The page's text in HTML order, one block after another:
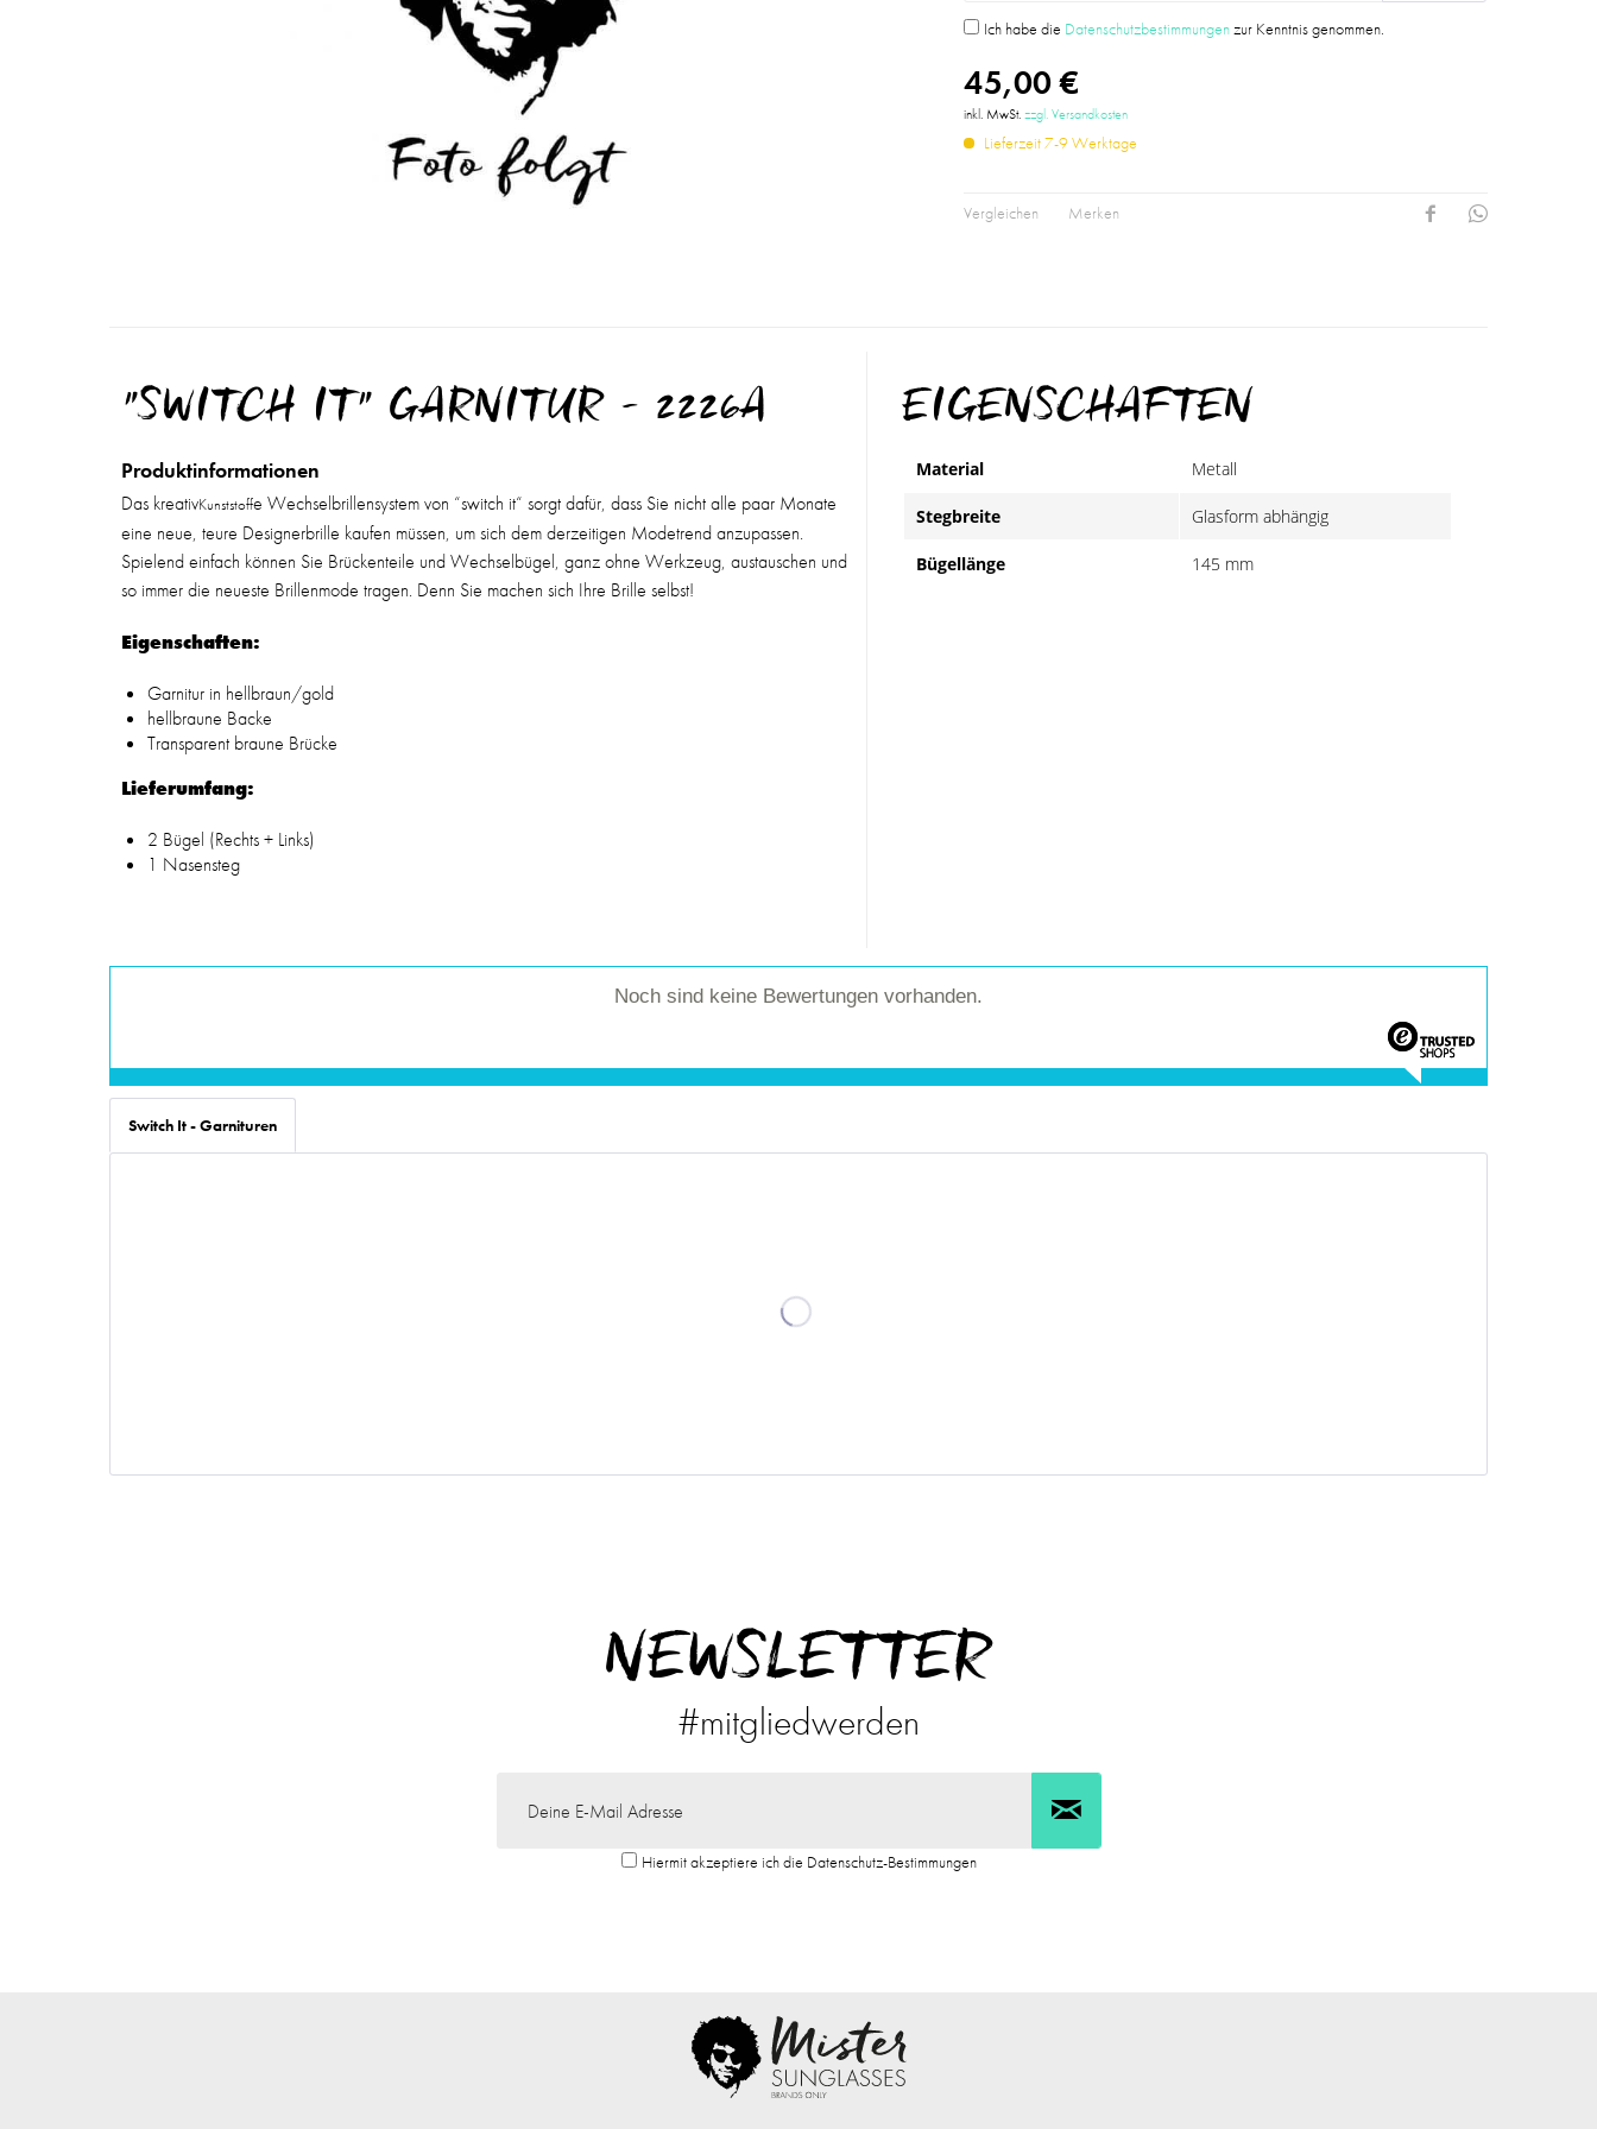
Ich habe die Datenschutzbestimmungenzur Kenntnis genommen.
45,00 €
inkl. MwSt.zzgl. Versandkosten
Lieferzeit 7-9 Werktage
Vergleichen Merken
"SWITCH IT" GARNITUR - 2226A
Produktinformationen
Das kreativKunststoffe Wechselbrillensystem von “switch it“ sorgt dafür, dass Sie nicht alle paar Monate
eine neue, teure Designerbrille kaufen müssen, um sich dem derzeitigen Modetrend anzupassen.
Spielend einfach können Sie Brückenteile und Wechselbügel, ganz ohne Werkzeug, austauschen und
so immer die neueste Brillenmode tragen. Denn Sie machen sich Ihre Brille selbst!
Eigenschaften:
Garnitur in hellbraun/gold
hellbraune Backe
Transparent braune Brücke
Lieferumfang:
2 Bügel (Rechts + Links)
1 Nasensteg
EIGENSCHAFTEN
Material Metall
Stegbreite Glasform abhängig
Bügellänge 145 mm
Noch sind keine Bewertungen vorhanden.
Switch It - Garnituren
NEWSLETTER
#mitgliedwerden
Hiermit akzeptiere ich die Datenschutz-Bestimmungen